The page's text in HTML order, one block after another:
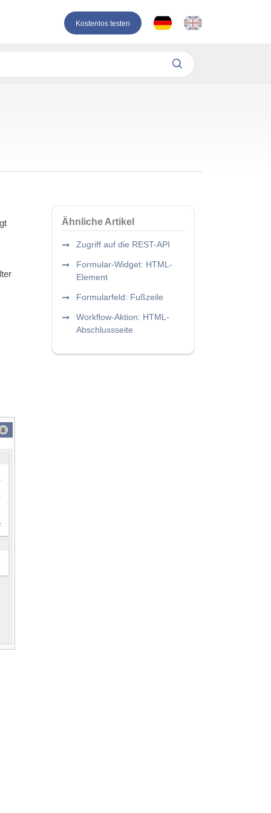
Kostenlos testen
Ähnliche Artikel
Zugriff auf die REST-API
Formular-Widget: HTML-
Element
Formularfeld: Fußzeile
Workflow-Aktion: HTML-
Abschlussseite